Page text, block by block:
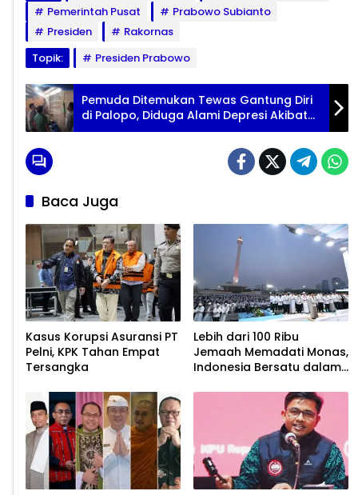
Pemerintah Pusat
Prabowo Subianto
Presiden
Rakornas
Topik:
Presiden Prabowo
Pemuda Ditemukan Tewas Gantung Diri
di Palopo, Diduga Alami Depresi Akibat
Penyakit
Baca Juga
Kasus Korupsi Asuransi PT
Pelni, KPK Tahan Empat
Tersangka
Lebih dari 100 Ribu
Jemaah Memadati Monas,
Indonesia Bersatu dalam